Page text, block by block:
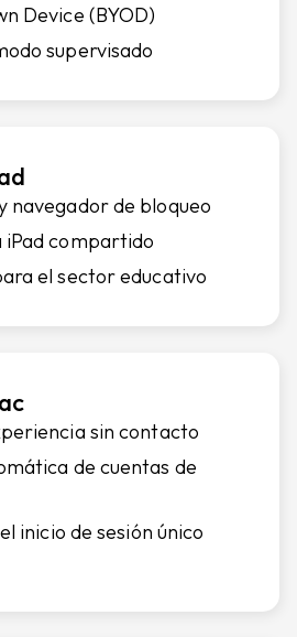
Device (BYOD)
supervisado
navegador de bloqueo
compartido
el sector educativo
sin contacto
de cuentas de
inicio de sesión único